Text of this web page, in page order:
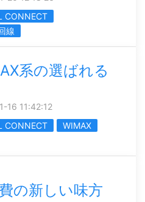
CONNECT
線
系の選ばれる
16 11:42:12
CONNECT
WIMAX
の新しい味方